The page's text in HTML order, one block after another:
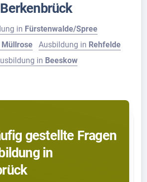
Berkenbrück
in Fürstenwalde/Spree
Müllrose Ausbildung in Rehfelde
in Beeskow
gestellte Fragen
in